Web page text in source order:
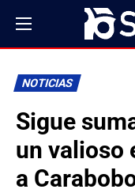
NOTICIAS
Sigue
un valioso
a